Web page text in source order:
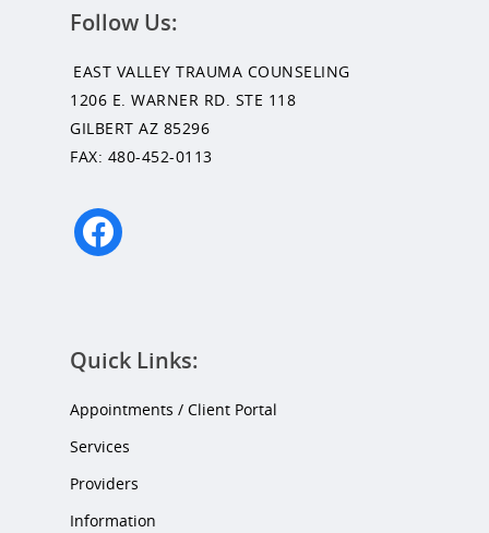
Follow Us:
EAST VALLEY TRAUMA COUNSELING
1206 E. WARNER RD. STE 118
GILBERT AZ 85296
FAX: 480-452-0113
facebook
Quick Links:
Appointments / Client Portal
Services
Providers
Information